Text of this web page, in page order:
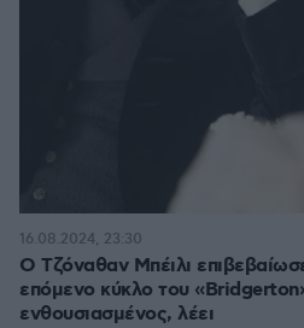
Ο Τζόναθαν Μπέιλι
επόμενο κύκλο του
ενθουσιασμένος, λέει
16.08.2024, 23:30